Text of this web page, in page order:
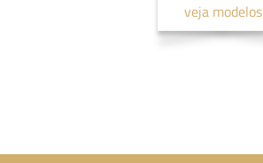
veja modelos